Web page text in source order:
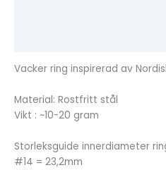
Vacker ring inspirerad av
Material: Rostfritt stål
Vikt : ~10-20 gram
Storleksguide innerdiameter
#14 = 23,2mm